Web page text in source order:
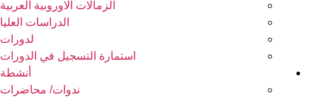
الزمالات الاوروبية العربية
الدراسات العليا
لدورات
استمارة التسجيل في الدورات
أنشطة
ندوات/ محاضرات